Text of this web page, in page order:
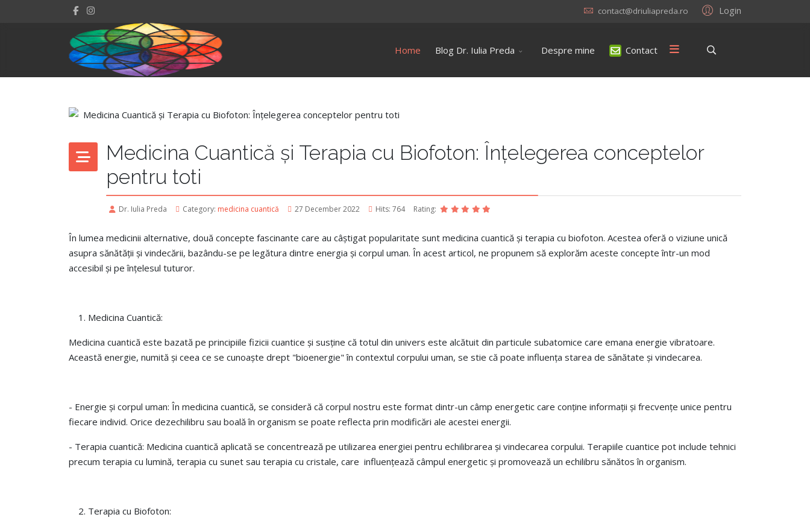
Login
contact@driuliapreda.ro
Home Blog Dr. Iulia Preda Despre mine Contact
Medicina Cuantică și Terapia cu Biofoton: Înțelegerea conceptelor
pentru toti
Dr. Iulia Preda Category: medicina cuantică 27 December 2022 Hits: 764 Rating:
În lumea medicinii alternative, două concepte fascinante care au câștigat popularitate sunt medicina cuantică și terapia cu biofoton. Acestea oferă o viziune unică
asupra sănătății și vindecării, bazându-se pe legătura dintre energia și corpul uman. În acest articol, ne propunem să explorăm aceste concepte într-un mod
accesibil și pe înțelesul tuturor.
Medicina Cuantică:
Medicina cuantică este bazată pe principiile fizicii cuantice și susține că totul din univers este alcătuit din particule subatomice care emana energie vibratoare.
Această energie, numită și ceea ce se cunoaște drept "bioenergie" în contextul corpului uman, se stie că poate influența starea de sănătate și vindecarea.
- Energie și corpul uman: În medicina cuantică, se consideră că corpul nostru este format dintr-un câmp energetic care conține informații și frecvențe unice pentru
fiecare individ. Orice dezechilibru sau boală în organism se poate reflecta prin modificări ale acestei energii.
- Terapia cuantică: Medicina cuantică aplicată se concentrează pe utilizarea energiei pentru echilibrarea și vindecarea corpului. Terapiile cuantice pot include tehnici
precum terapia cu lumină, terapia cu sunet sau terapia cu cristale, care influențează câmpul energetic și promovează un echilibru sănătos în organism.
Terapia cu Biofoton: